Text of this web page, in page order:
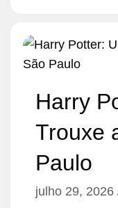
Harry
Trouxe
Paulo
julho 29, 2026